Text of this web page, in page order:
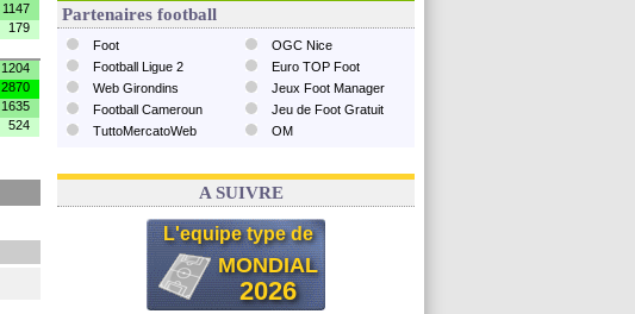
1147
179
1204
2870
1635
524
Partenaires football
Foot
Football Ligue 2
Web Girondins
Football Cameroun
TuttoMercatoWeb
OGC Nice
Euro TOP Foot
Jeux Foot Manager
Jeu de Foot Gratuit
OM
A SUIVRE
L'equipe type de
MONDIAL
2026